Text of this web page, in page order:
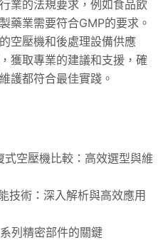
業的法規要求，例如食品飲
藥業需要符合GMP的要求。
空壓機和後處理設備供應
獲取專業的建議和支援，確
護都符合最佳實踐。
空壓機比較：高效選型與維
技術：深入解析與高效應用
列精密部件的關鍵